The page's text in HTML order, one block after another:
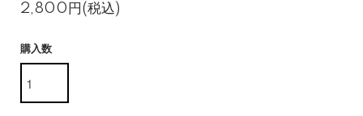
2,800円(税込)
購入数